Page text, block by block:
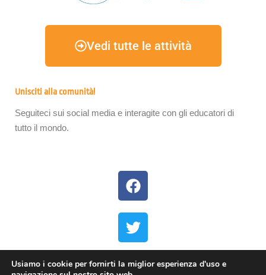
Vedi tutte le attività
Unisciti alla comunità!
Seguiteci sui social media e interagite con gli educatori di
tutto il mondo.
Usiamo i cookie per fornirti la miglior esperienza d'uso e